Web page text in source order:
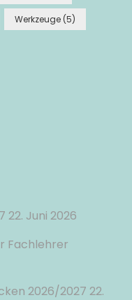
Werkzeuge (5)
22. Juni 2026
Fachlehrer
2026/2027 22.